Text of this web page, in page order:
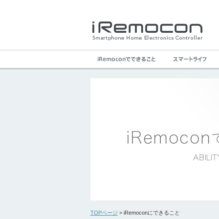
TOPページ > iRemoconにできること